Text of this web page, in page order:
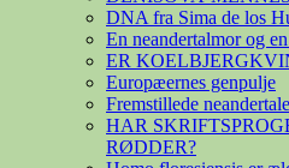
DNA fra Sima de los
En neandertalmor og
ER
Europæernes genpulje
Fremstillede
HAR
RØDDER?